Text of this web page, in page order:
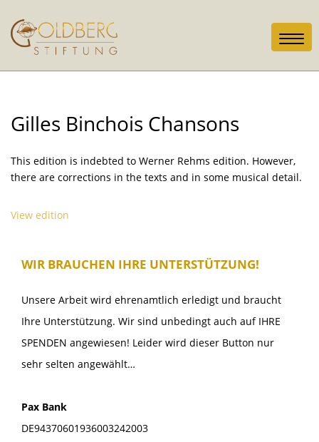
Gilles Binchois Chansons
This edition is indebted to Werner Rehms edition. However,
there are corrections in the texts and in some musical detail.
View edition
WIR BRAUCHEN IHRE UNTERSTÜTZUNG!
Unsere Arbeit wird ehrenamtlich erledigt und braucht
Ihre Unterstützung. Wir sind unbedingt auch auf IHRE
SPENDEN angewiesen! Leider wird dieser Button nur
sehr selten angewählt…
Pax Bank
DE94370601936003242003